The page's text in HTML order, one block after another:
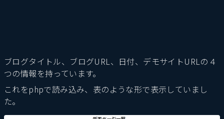
ブログタイトル、ブログURL、日付、デモサイトURLの４
つの情報を持っています。
これをphpで読み込み、表のような形で表示していまし
た。